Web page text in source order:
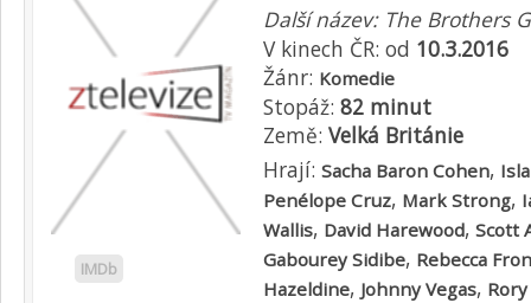
IMDb
Další název: The Brothers
V kinech ČR: od 10.3.2016
Žánr: Komedie
Stopáž: 82 minut
Země: Velká Británie
Hrají: Sacha Baron Cohen,
Penélope Cruz, Mark Strong,
Wallis, David Harewood, Scott
Gabourey Sidibe, Rebecca
Hazeldine, Johnny Vegas,